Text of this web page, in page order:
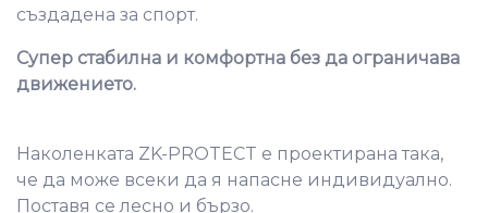
създадена за спорт.
Супер стабилна и комфортна без да ограничава
движението.
Наколенката ZK-PROTECT e проектирана така,
че да може всеки да я напасне индивидуално.
Поставя се лесно и бързо.